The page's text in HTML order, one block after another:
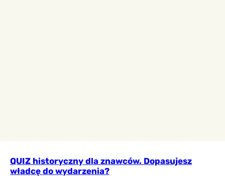
QUIZ historyczny dla znawców. Dopasujesz
władcę do wydarzenia?